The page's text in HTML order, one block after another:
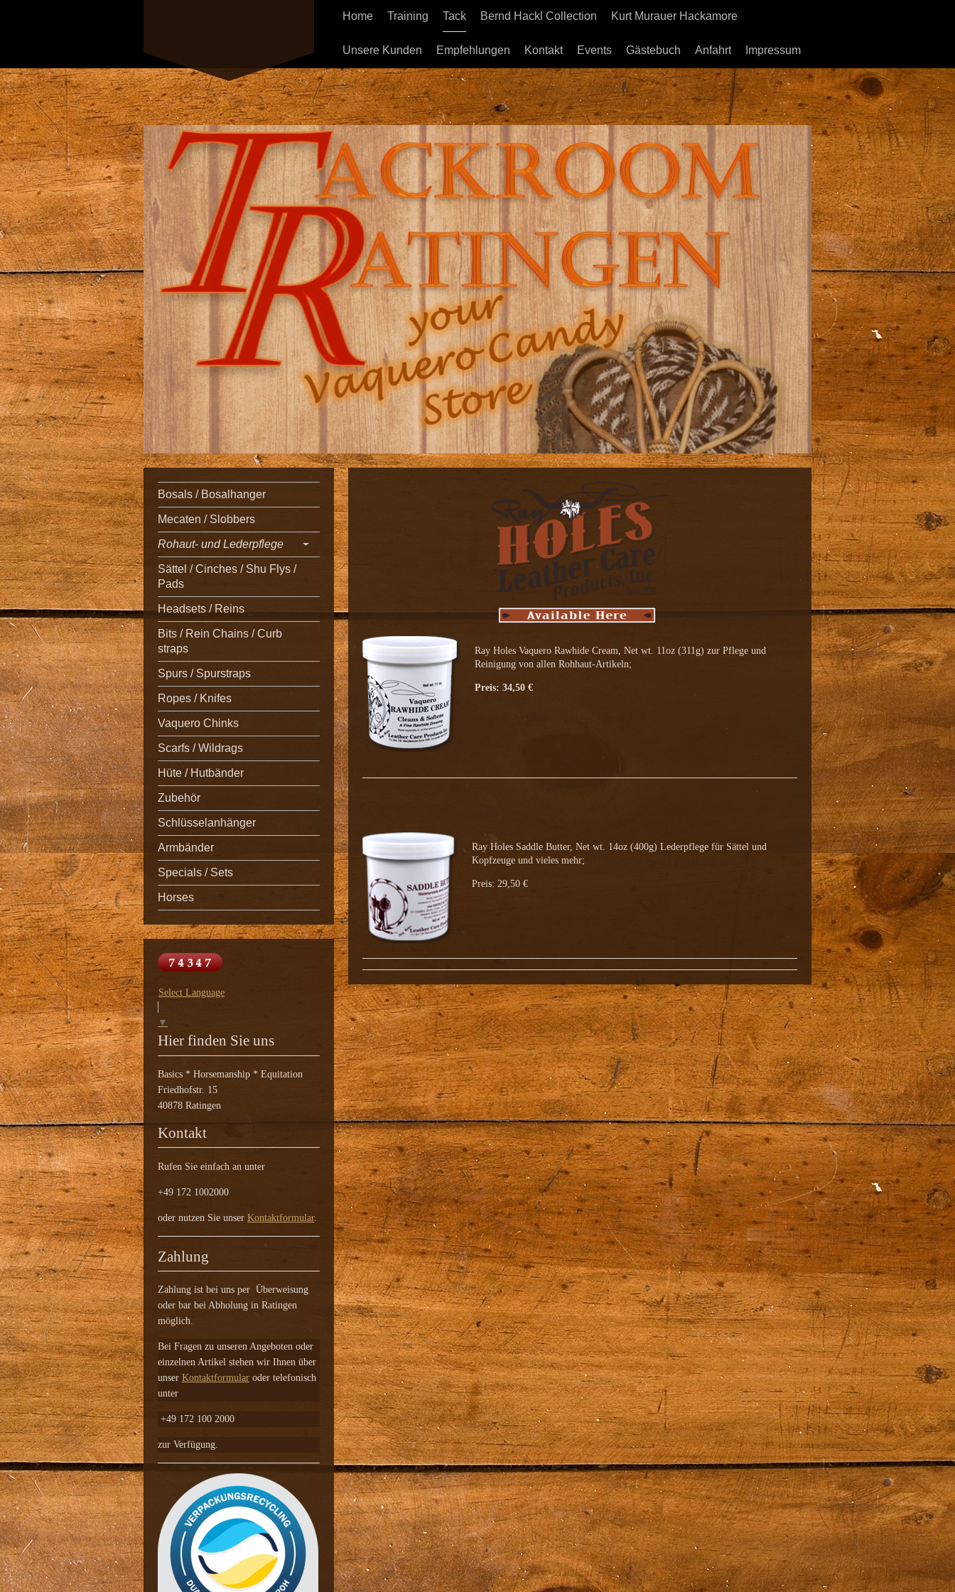
Home Training Tack Bernd Hackl Collection Kurt Murauer Hackamore
Unsere Kunden Empfehlungen Kontakt Events Gästebuch Anfahrt Impressum
Ray Holes Vaquero Rawhide Cream, Net wt. 11oz (311g) zur Pflege und
Reinigung von allen Rohhaut-Artikeln;
Preis: 34,50 €
Ray Holes Saddle Butter, Net wt. 14oz (400g) Lederpflege für Sättel und
Kopfzeuge und vieles mehr;
Preis: 29,50 €
Bosals / Bosalhanger
Mecaten / Slobbers
Rohaut- und Lederpflege
Sättel / Cinches / Shu Flys /
Pads
Headsets / Reins
Bits / Rein Chains / Curb
straps
Spurs / Spurstraps
Ropes / Knifes
Vaquero Chinks
Scarfs / Wildrags
Hüte / Hutbänder
Zubehör
Schlüsselanhänger
Armbänder
Specials / Sets
Horses
Select Language
▼
Hier finden Sie uns
Basics * Horsemanship * Equitation
Friedhofstr. 15
40878 Ratingen
Kontakt
Rufen Sie einfach an unter
+49 172 1002000
oder nutzen Sie unser Kontaktformular.
Zahlung
Zahlung ist bei uns per Überweisung
oder bar bei Abholung in Ratingen
möglich.
Bei Fragen zu unseren Angeboten oder
einzelnen Artikel stehen wir Ihnen über
unser Kontaktformular oder telefonisch
unter
+49 172 100 2000
zur Verfügung.